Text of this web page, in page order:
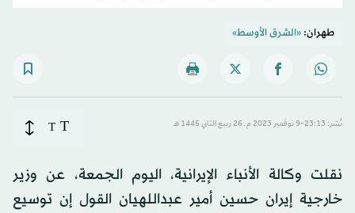
طهران:«الشرق الأوسط»
نُشر: 23:13-9 نوفمبر 2023 م ـ 26 ربيع الثاني 1445 هـ T
T
نقلت وكالة الأنباء الإيرانية، اليوم الجمعة، عن وزير
خارجية إيران حسين أمير عبداللهيان القول إن توسيع